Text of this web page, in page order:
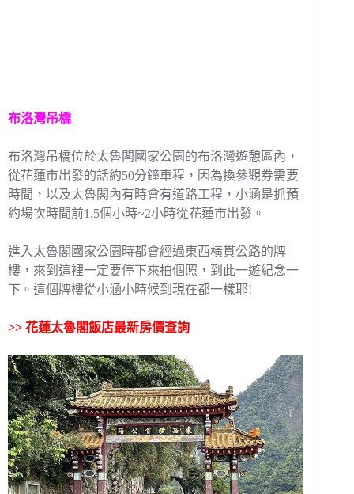
布洛灣吊橋
布洛灣吊橋位於太魯閣國家公園的布洛灣遊憩區內，
從花蓮市出發的話約50分鐘車程，因為換參觀券需要
時間，以及太魯閣內有時會有道路工程，小涵是抓預
約場次時間前1.5個小時~2小時從花蓮市出發。
進入太魯閣國家公園時都會經過東西橫貫公路的牌
樓，來到這裡一定要停下來拍個照，到此一遊紀念一
下。這個牌樓從小涵小時候到現在都一樣耶!
>> 花蓮太魯閣飯店最新房價查詢